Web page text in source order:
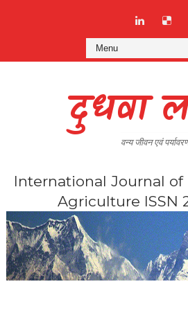
दुधवा
वन्य जीवन एवं
International Journal
Agriculture ISSN